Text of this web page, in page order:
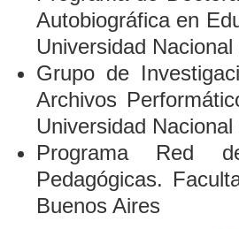
Autobiográfica en
Universidad
Grupo de
Archivos
Universidad
Programa Red
Pedagógicas.
Buenos Aires